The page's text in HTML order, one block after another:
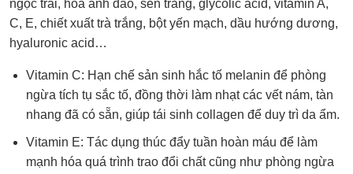
ngọc trai, hoa anh đào, sen trắng, glycolic acid, vitamin A,
C, E, chiết xuất trà trắng, bột yến mạch, dầu hướng dương,
hyaluronic acid…
Vitamin C: Hạn chế sản sinh hắc tố melanin để phòng
ngừa tích tụ sắc tố, đồng thời làm nhạt các vết nám, tàn
nhang đã có sẵn, giúp tái sinh collagen để duy trì da ẩm.
Vitamin E: Tác dụng thúc đẩy tuần hoàn máu để làm
mạnh hóa quá trình trao đổi chất cũng như phòng ngừa